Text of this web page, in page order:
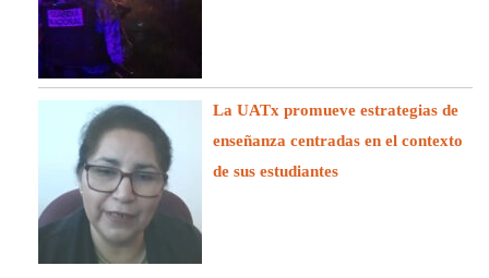
La UATx promueve estrategias de
enseñanza centradas en el contexto
de sus estudiantes